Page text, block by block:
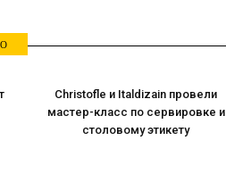
Christofle и Italdizain провели
мастер-класс по сервировке и
столовому этикету